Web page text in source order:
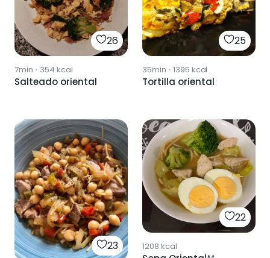
26
7min · 354 kcal
Salteado oriental
25
35min · 1395 kcal
Tortilla oriental
23
22
1208 kcal